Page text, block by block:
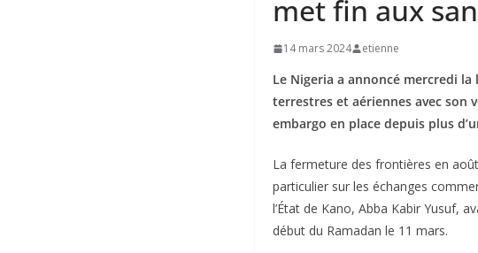
met fin aux
14 mars 2024 etienne
Le Nigeria a annoncé mercredi
terrestres et aériennes avec son
embargo en place depuis plus
La fermeture des frontières en
particulier sur les échanges
l’État de Kano, Abba Kabir Yusuf,
début du Ramadan le 11 mars.